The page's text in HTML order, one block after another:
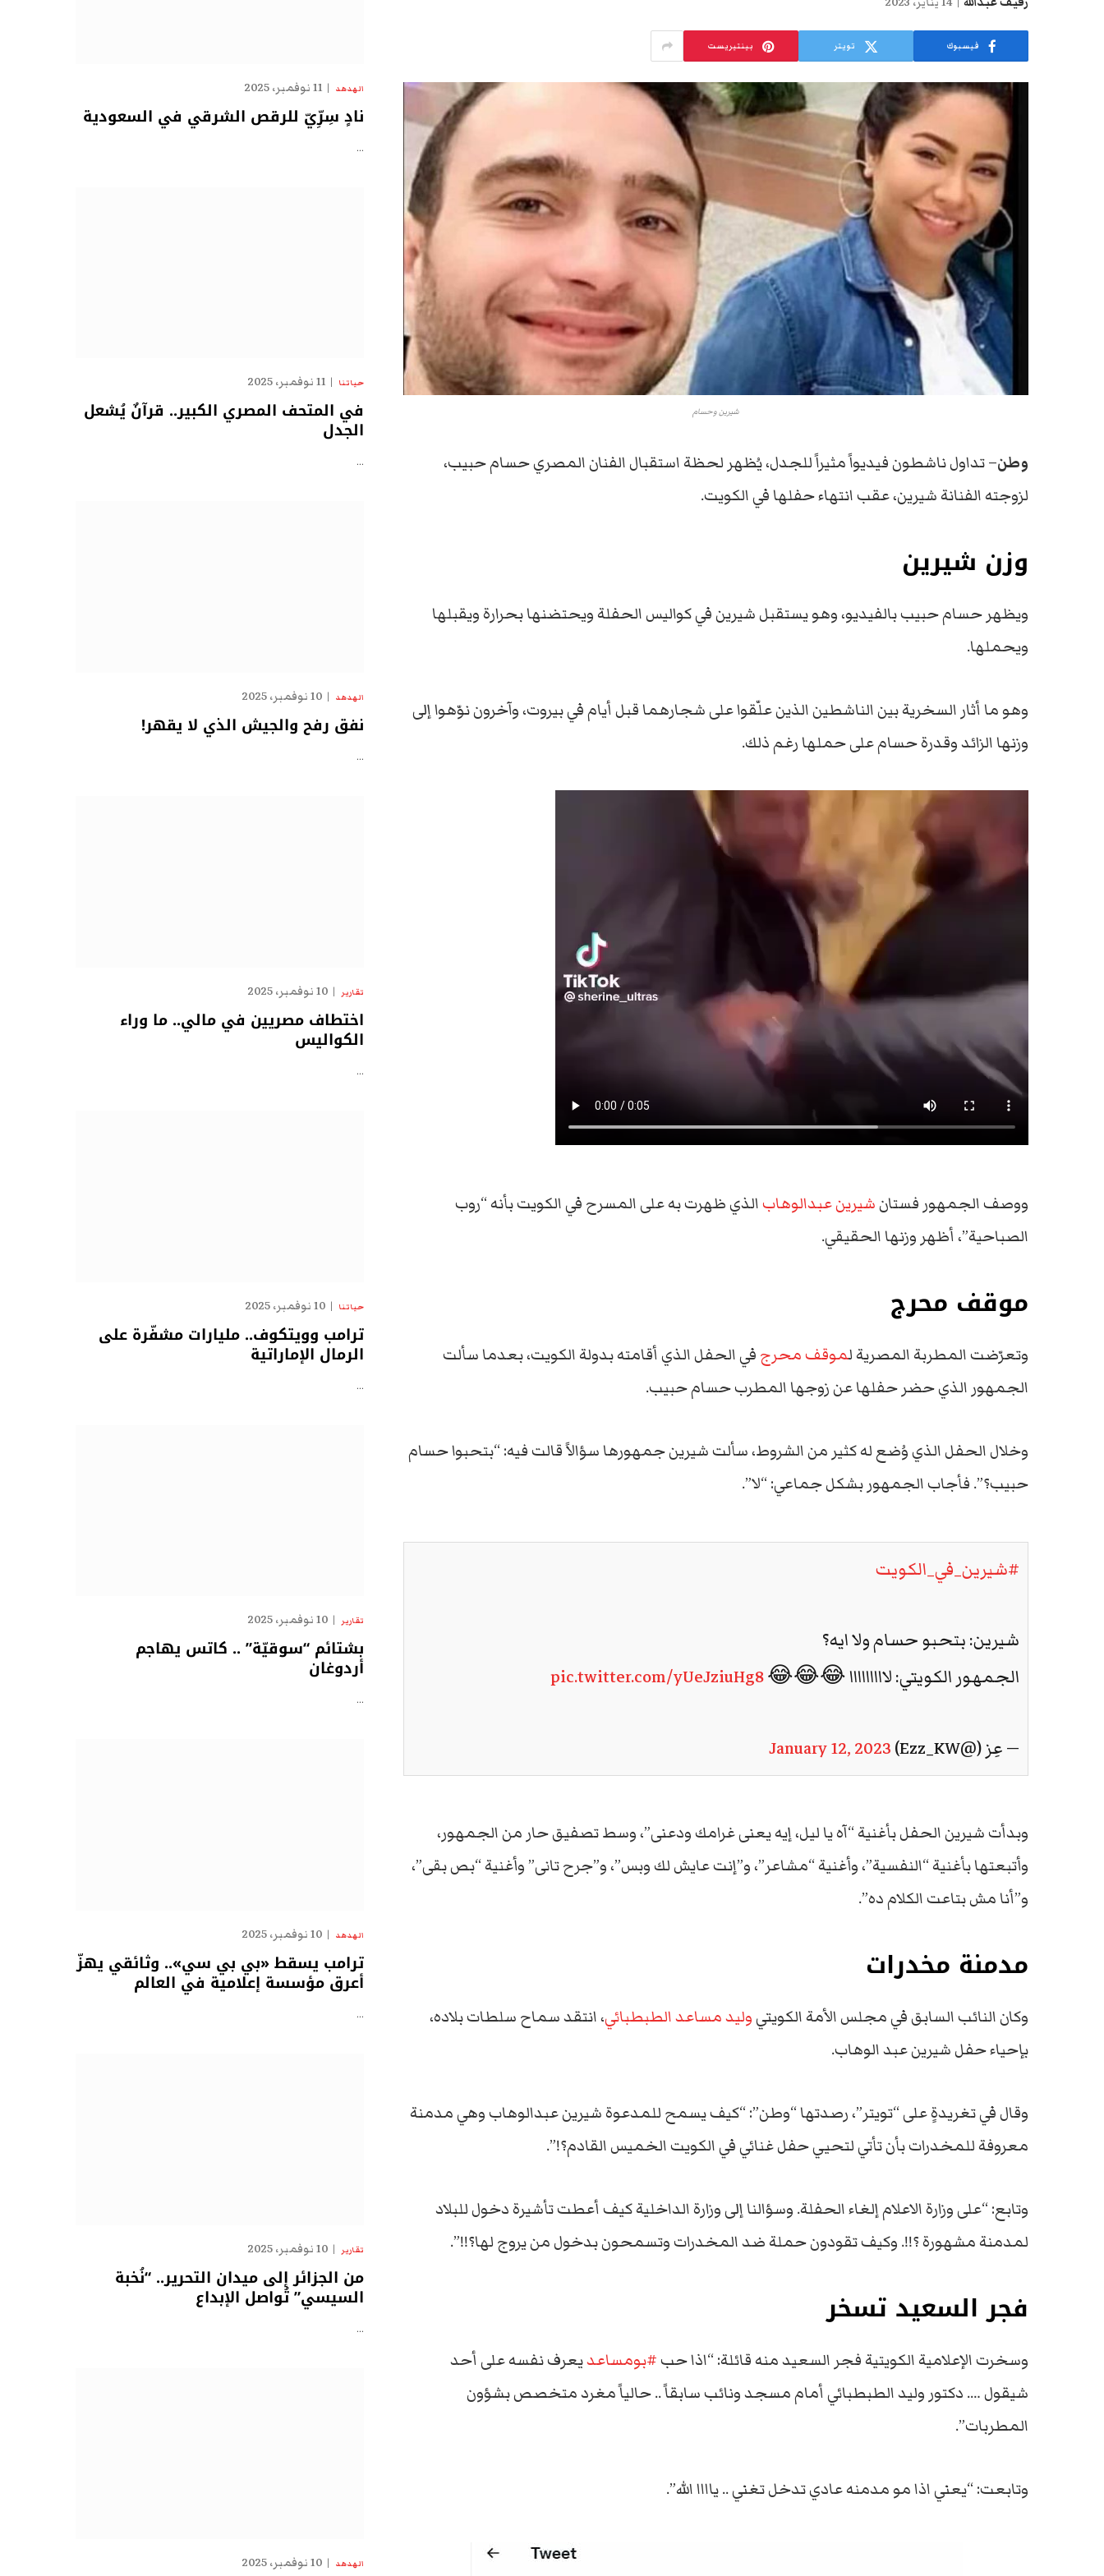
فيسبوك تويتر بينتيريست
شيرين وحسام
وطن– تداول ناشطون فيديواً مثيراً للجدل، يُظهر لحظة استقبال الفنان المصري حسام حبيب،
لزوجته الفنانة شيرين، عقب انتهاء حفلها في الكويت.
وزن شيرين
ويظهر حسام حبيب بالفيديو، وهو يستقبل شيرين في كواليس الحفلة ويحتضنها بحرارة ويقبلها
ويحملها.
وهو ما أثار السخرية بين الناشطين الذين علّقوا على شجارهما قبل أيام في بيروت، وآخرون نوّهوا إلى
وزنها الزائد وقدرة حسام على حملها رغم ذلك.
ووصف الجمهور فستانشيرين عبدالوهابالذي ظهرت به على المسرح في الكويت بأنه “روب
الصباحية”، أظهر وزنها الحقيقي.
موقف محرج
وتعرّضت المطربة المصرية لموقف محرج في الحفل الذي أقامته بدولة الكويت، بعدما سألت
الجمهور الذي حضر حفلها عن زوجها المطرب حسام حبيب.
وخلال الحفل الذي وُضع له كثير من الشروط، سألت شيرين جمهورها سؤالاً قالت فيه: “بتحبوا حسام
حبيب؟”. فأجاب الجمهور بشكل جماعي: “لا”.
#شيرين_في_الكويت
شيرين: بتحبو حسام ولا ايه؟
الجمهور الكويتي: لااااااااا 😂😂😂pic.twitter.com/yUeJziuHg8
— عِز (@Ezz_KW) January 12, 2023
وبدأت شيرين الحفل بأغنية “آه يا ليل، إيه يعنى غرامك ودعنى”، وسط تصفيق حار من الجمهور،
وأتبعتها بأغنية “النفسية”، وأغنية “مشاعر”، و”إنت عايش لك وبس”، و”جرح تانى” وأغنية “بص بقى”،
و”أنا مش بتاعت الكلام ده”.
مدمنة مخدرات
وكان النائب السابق في مجلس الأمة الكويتيوليد مساعد الطبطبائي، انتقد سماح سلطات بلاده،
بإحياء حفل شيرين عبد الوهاب.
وقال في تغريدةٍ على “تويتر”، رصدتها “وطن”: “كيف يسمح للمدعوة شيرين عبدالوهاب وهي مدمنة
معروفة للمخدرات بأن تأتي لتحيي حفل غنائي في الكويت الخميس القادم؟!”.
وتابع: “على وزارة الاعلام إلغاء الحفلة. وسؤالنا إلى وزارة الداخلية كيف أعطت تأشيرة دخول للبلاد
لمدمنة مشهورة ؟!!. وكيف تقودون حملة ضد المخدرات وتسمحون بدخول من يروج لها؟!!”.
فجر السعيد تسخر
وسخرت الإعلامية الكويتية فجر السعيد منه قائلة: “اذا حب#بومساعديعرف نفسه على أحد
شيقول …. دكتور وليد الطبطبائي أمام مسجد ونائب سابقاً .. حالياً مغرد متخصص بشؤون
المطربات”.
وتابعت: “يعني اذا مو مدمنه عادي تدخل تغني .. ياااا الله”.
الهدهد 11 نوفمبر، 2025
نادٍ سِرِّيّ للرقص الشرقي في السعودية
…
حياتنا 11 نوفمبر، 2025
في المتحف المصري الكبير.. قرآنٌ يُشعل
الجدل
…
الهدهد 10 نوفمبر، 2025
نفق رفح والجيش الذي لا يقهر!
…
تقارير 10 نوفمبر، 2025
اختطاف مصريين في مالي.. ما وراء
الكواليس
…
حياتنا 10 نوفمبر، 2025
ترامب وويتكوف.. مليارات مشفّرة على
الرمال الإماراتية
…
تقارير 10 نوفمبر، 2025
بشتائم “سوقيّة” .. كاتس يهاجم
أردوغان
…
الهدهد 10 نوفمبر، 2025
ترامب يسقط «بي بي سي».. وثائقي يهزّ
أعرق مؤسسة إعلامية في العالم
…
تقارير 10 نوفمبر، 2025
من الجزائر إلى ميدان التحرير.. “نُخبة
السيسي” تُواصل الإبداع
…
الهدهد 10 نوفمبر، 2025